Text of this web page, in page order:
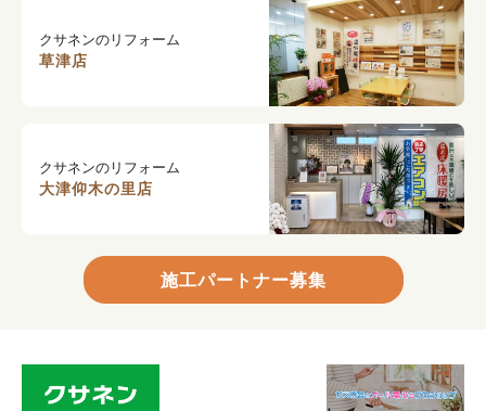
クサネンのリフォーム
草津店
クサネンのリフォーム
大津仰木の里店
施工パートナー募集